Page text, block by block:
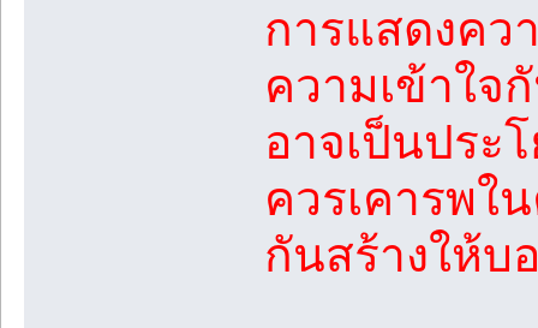
การแสดงคว
ความเข้าใจ
อาจเป็นประ
ควรเคารพใ
กันสร้างให้